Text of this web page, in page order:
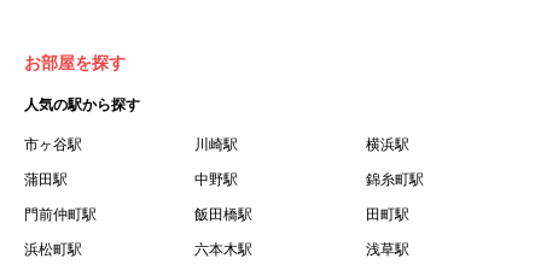
録した情報、本サービス利用中に当社が登録を求めた情報
った場合の当該情報を意味します。
７.「本会員制度」とは、会員による本サービスの利用の促
進を目的とした会員制度を意味します。
借契約書およびオプション注文書を意味します。
お部屋を探す
人気の駅から探す
市ヶ谷駅 川崎駅 横浜駅
蒲田駅 中野駅 錦糸町駅
門前仲町駅 飯田橋駅 田町駅
浜松町駅 六本木駅 浅草駅